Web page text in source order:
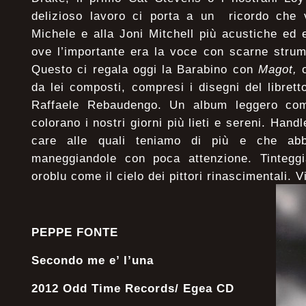
delizioso lavoro ci porta a un ricordo che
Michele e alla Joni Mitchell più acustiche ed
ove l’importante era la voce con scarne
Questo ci regala oggi la Barabino con Magot,
da lei composti, compresi i disegni del
Raffaele Rebaudengo. Un album leggero
colorano i nostri giorni più lieti e sereni.
care alle quali teniamo di più e che
maneggiandole con poca attenzione.
oroblu come il cielo dei pittori rinascimentali.
PEPPE FONTE
Secondo me e’ l’una
2012 Odd Time Records/ Egea CD